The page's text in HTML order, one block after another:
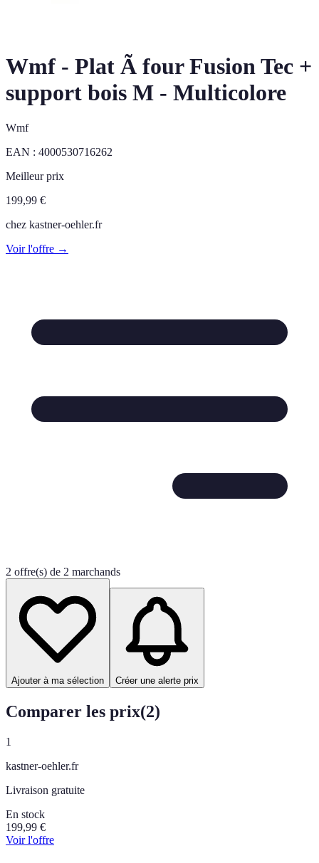
Wmf - Plat Ã four Fusion Tec +
support bois M - Multicolore
Wmf
EAN : 4000530716262
Meilleur prix
199,99 €
chez kastner-oehler.fr
Voir l'offre →
2 offre(s) de 2 marchands
Ajouter à ma sélection Créer une alerte prix
Comparer les prix(2)
1
kastner-oehler.fr
Livraison gratuite
En stock
199,99 €
Voir l'offre